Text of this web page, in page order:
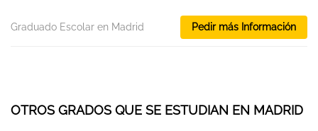
Graduado Escolar en Madrid Pedir más Información
OTROS GRADOS QUE SE ESTUDIAN EN MADRID